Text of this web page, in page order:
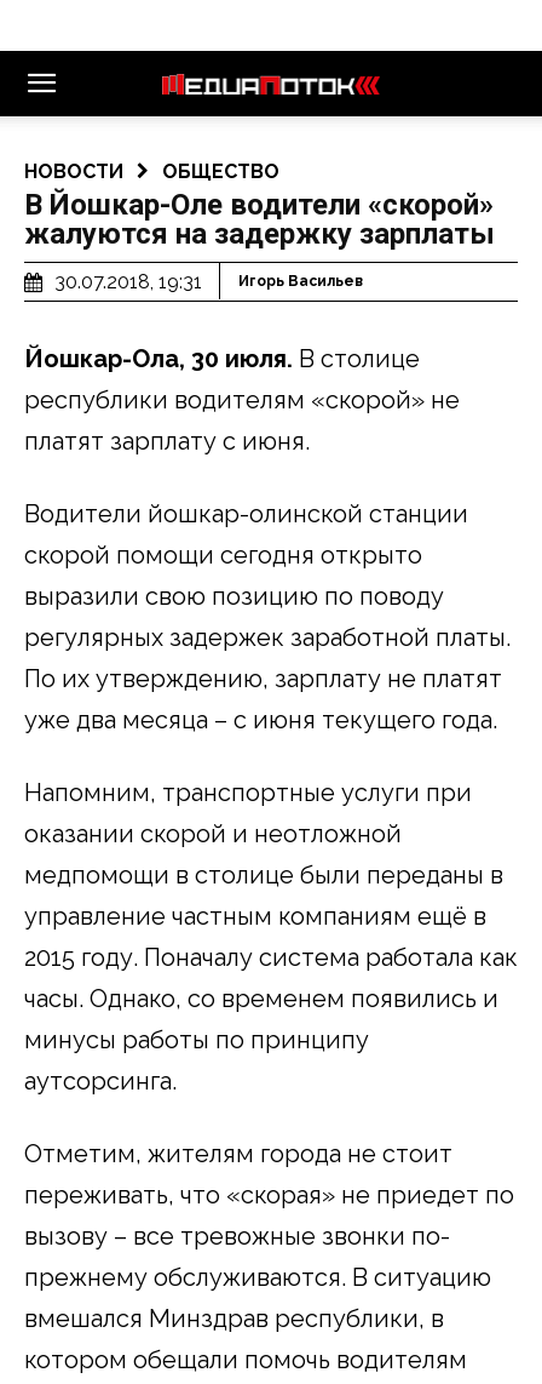
НОВОСТИ ОБЩЕСТВО
В Йошкар-Оле водители «скорой»
жалуются на задержку зарплаты
30.07.2018, 19:31 Игорь Васильев
Йошкар-Ола, 30 июля. В столице
республики водителям «скорой» не
платят зарплату с июня.
Водители йошкар-олинской станции
скорой помощи сегодня открыто
выразили свою позицию по поводу
регулярных задержек заработной платы.
По их утверждению, зарплату не платят
уже два месяца – с июня текущего года.
Напомним, транспортные услуги при
оказании скорой и неотложной
медпомощи в столице были переданы в
управление частным компаниям ещё в
2015 году. Поначалу система работала как
часы. Однако, со временем появились и
минусы работы по принципу
аутсорсинга.
Отметим, жителям города не стоит
переживать, что «скорая» не приедет по
вызову – все тревожные звонки по-
прежнему обслуживаются. В ситуацию
вмешался Минздрав республики, в
котором обещали помочь водителям